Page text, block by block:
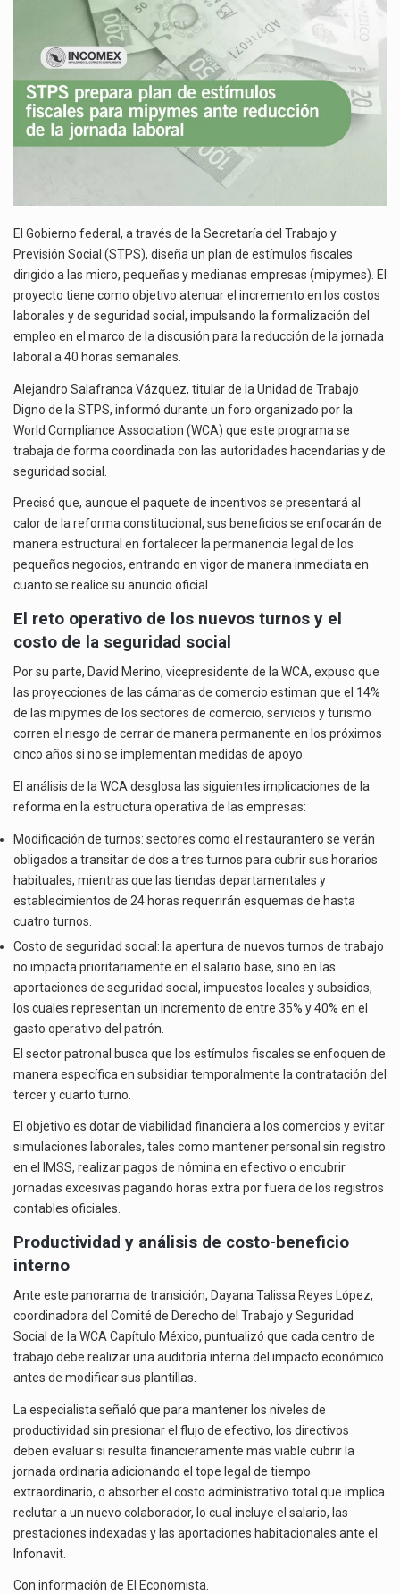
Solo el 17.8 % de las empresas en México se considera totalmente preparada para la…
Los créditos fiscales determinados a empresas IMMEX rara vez nacen de una interpretación equivocada de…
FISCALES
PARA
MIPYMES
ANTE
REDUCCIÓN
DE
LA
LABORAL
El Gobierno federal, a través de la Secretaría del Trabajo y
Previsión Social (STPS), diseña un plan de estímulos fiscales
dirigido a las micro, pequeñas y medianas empresas (mipymes). El
proyecto tiene como objetivo atenuar el incremento en los costos
laborales y de seguridad social, impulsando la formalización del
empleo en el marco de la discusión para la reducción de la jornada
laboral a 40 horas semanales.
Alejandro Salafranca Vázquez, titular de la Unidad de Trabajo
Digno de la STPS, informó durante un foro organizado por la
World Compliance Association (WCA) que este programa se
trabaja de forma coordinada con las autoridades hacendarias y de
seguridad social.
Precisó que, aunque el paquete de incentivos se presentará al
calor de la reforma constitucional, sus beneficios se enfocarán de
manera estructural en fortalecer la permanencia legal de los
pequeños negocios, entrando en vigor de manera inmediata en
cuanto se realice su anuncio oficial.
El reto operativo de los nuevos turnos y el
costo de la seguridad social
Por su parte, David Merino, vicepresidente de la WCA, expuso que
las proyecciones de las cámaras de comercio estiman que el 14%
de las mipymes de los sectores de comercio, servicios y turismo
corren el riesgo de cerrar de manera permanente en los próximos
cinco años si no se implementan medidas de apoyo.
El análisis de la WCA desglosa las siguientes implicaciones de la
reforma en la estructura operativa de las empresas:
Modificación de turnos: sectores como el restaurantero se verán
obligados a transitar de dos a tres turnos para cubrir sus horarios
habituales, mientras que las tiendas departamentales y
establecimientos de 24 horas requerirán esquemas de hasta
cuatro turnos.
Costo de seguridad social: la apertura de nuevos turnos de trabajo
no impacta prioritariamente en el salario base, sino en las
aportaciones de seguridad social, impuestos locales y subsidios,
los cuales representan un incremento de entre 35% y 40% en el
gasto operativo del patrón.
El sector patronal busca que los estímulos fiscales se enfoquen de
manera específica en subsidiar temporalmente la contratación del
tercer y cuarto turno.
El objetivo es dotar de viabilidad financiera a los comercios y evitar
simulaciones laborales, tales como mantener personal sin registro
en el IMSS, realizar pagos de nómina en efectivo o encubrir
jornadas excesivas pagando horas extra por fuera de los registros
contables oficiales.
Productividad y análisis de costo-beneficio
interno
Ante este panorama de transición, Dayana Talissa Reyes López,
coordinadora del Comité de Derecho del Trabajo y Seguridad
Social de la WCA Capítulo México, puntualizó que cada centro de
trabajo debe realizar una auditoría interna del impacto económico
antes de modificar sus plantillas.
La especialista señaló que para mantener los niveles de
productividad sin presionar el flujo de efectivo, los directivos
deben evaluar si resulta financieramente más viable cubrir la
jornada ordinaria adicionando el tope legal de tiempo
extraordinario, o absorber el costo administrativo total que implica
reclutar a un nuevo colaborador, lo cual incluye el salario, las
prestaciones indexadas y las aportaciones habitacionales ante el
Infonavit.
Con información de El Economista.